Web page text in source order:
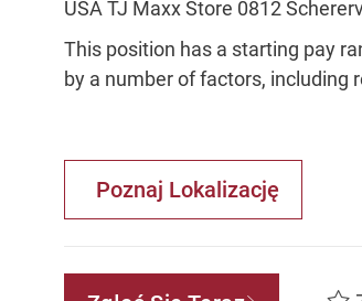
USA TJ Maxx Store 0812
This position has a starting pay
by a number of factors, including
Poznaj Lokalizację